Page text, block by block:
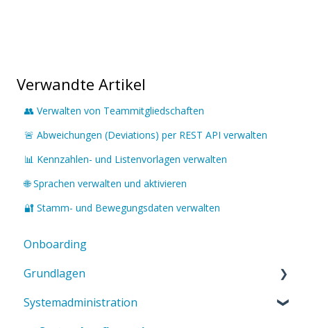
Verwandte Artikel
👥 Verwalten von Teammitgliedschaften
🚨 Abweichungen (Deviations) per REST API verwalten
📊 Kennzahlen- und Listenvorlagen verwalten
🌐 Sprachen verwalten und aktivieren
🔐 Stamm- und Bewegungsdaten verwalten
Onboarding
Grundlagen
Einführung in ValueStreamer
Systemadministration